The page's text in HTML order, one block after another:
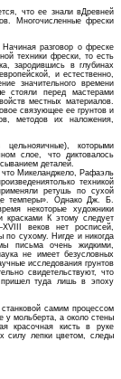
что ее знали вДревней
Многочисленные фрески
разговор о фреске
техники фрески, то есть
зародившись в глубинах
и естественно,
значительного времени
стояли перед мастерами
местных материалов.
связующее ее грунтов и
методов их наложения,
которыми
слое, что диктовалось
деталей.
что Микеланджело, Рафаэль
техникой
ретушь по сухой
темперы». Однако Дж. Б.
некоторые художники
красками К этому следует
веков нет росписей,
по сухому. Нигде и никогда
письма очень жидкими,
не имеет безусловных
исследования грунтов
свидетельствуют, что
пришел туда лишь в эпоху
самим процессом
у мольберта, а около стены
красочная кисть в руке
силу лепки цветом, следы